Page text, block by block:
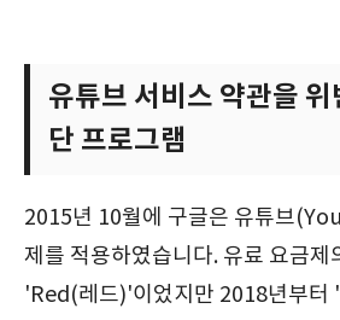
유튜브 서비스 약관을
단 프로그램
2015년 10월에 구글은 유튜브
제를 적용하였습니다. 유료 요금제
'Red(레드)'이었지만 2018년부터